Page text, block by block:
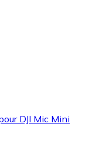
DJI Mic Mini